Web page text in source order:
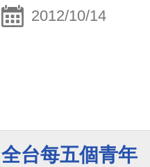
2012/10/14
全台每五個青年